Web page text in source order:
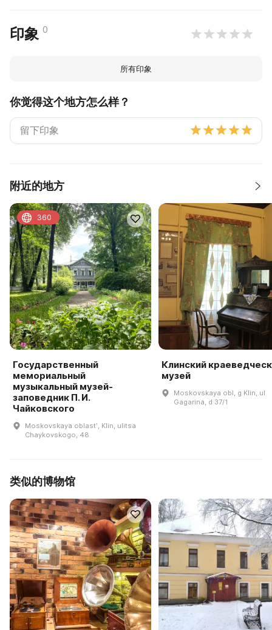
印象 0
所有印象
你觉得这个地方怎么样？
附近的地方
Государственный
мемориальный
музыкальный музей-
заповедник П. И.
Чайковского
Moskovskaya oblastʹ, Klin, ulitsa
Chaykovskogo, 48
360
Клинский
музей
Moskovskaya obl, g Klin, ul
Gagarina, d 37/1
类似的博物馆